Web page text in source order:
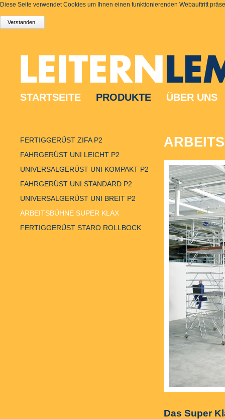
Diese Seite verwendet Cookies um Ihnen einen funktionierenden Webauftritt
STARTSEITE PRODUKTE ÜBER UNS
Das Super
FERTIGGERÜST ZIFA P2
FAHRGERÜST UNI LEICHT P2
UNIVERSALGERÜST UNI KOMPAKT P2
FAHRGERÜST UNI STANDARD P2
UNIVERSALGERÜST UNI BREIT P2
ARBEITSBÜHNE SUPER KLAX
FERTIGGERÜST STARO ROLLBOCK